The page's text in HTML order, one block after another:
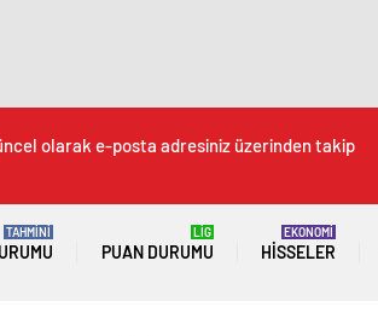
olarak e-posta adresiniz üzerinden takip
TAHMİNİ
PUAN DURUMU
LİG
HISSELER
EKONOMİ